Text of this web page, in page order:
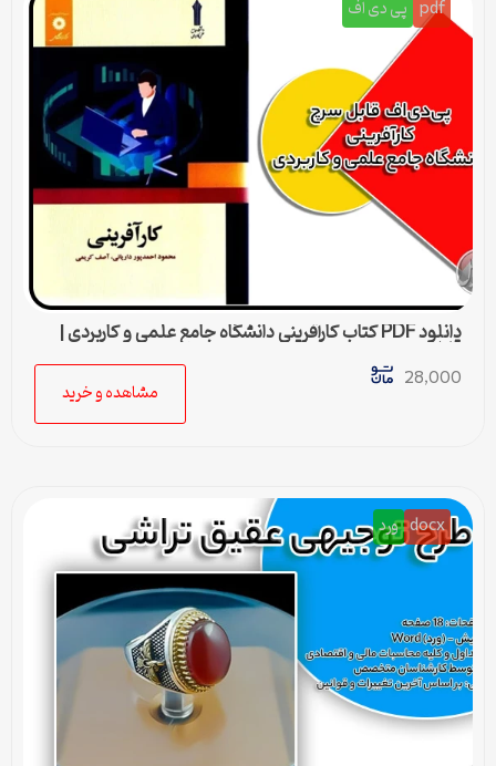
pdf پی دی اف
دانلود PDF کتاب كارآفرينی دانشگاه جامع علمی و كاربردی |
قابل جستجو در متن
28,000
مشاهده و خرید
docx ورد